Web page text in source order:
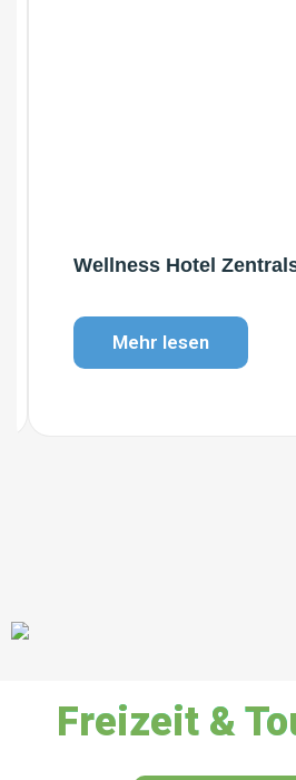
Wellness Hotel
Mehr lesen
Freizeit &